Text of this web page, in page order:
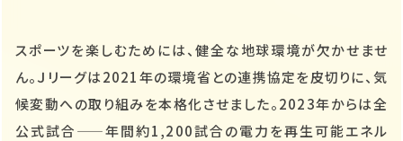
スポーツを楽しむためには、健全な地球環境が欠かせませ
ん。Ｊリーグは2021年の環境省との連携協定を皮切りに、気
候変動への取り組みを本格化させました。2023年からは全
公式試合——年間約1,200試合の電力を再生可能エネル